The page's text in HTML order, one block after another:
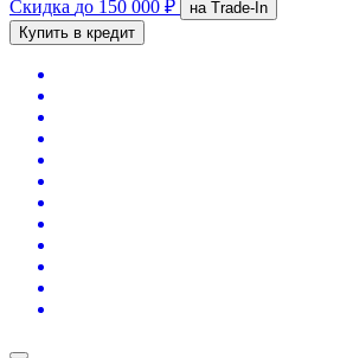
Скидка до 150 000 ₽
на Trade-In
Купить в кредит